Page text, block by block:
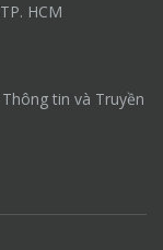
HCM
tin và Truyền